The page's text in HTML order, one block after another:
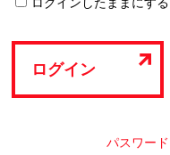
ログイン
パスワー